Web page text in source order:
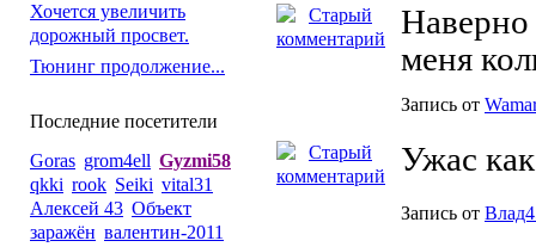
Наверно
меня
Запись от
Ужас
Запись от
Хочется увеличить
дорожный просвет.
Тюнинг продолжение...
Последние посетители
Goras grom4ell Gyzmi58
qkki rook Seiki vital31
Алексей 43 Объект
заражён валентин-2011